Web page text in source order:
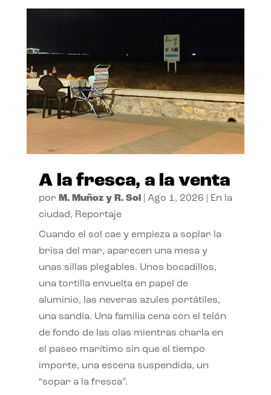
A la fresca, a la venta
por M. Muñoz y R. Sol| Ago 1, 2026
En la
ciudad, Reportaje
Cuando el sol cae y empieza a soplar la
brisa del mar, aparecen una mesa y
unas sillas plegables. Unos bocadillos,
una tortilla envuelta en papel de
aluminio, las neveras azules portátiles,
una sandía. Una familia cena con el telón
de fondo de las olas mientras charla en
el paseo marítimo sin que el tiempo
importe, una escena suspendida, un
“sopar a la fresca”.